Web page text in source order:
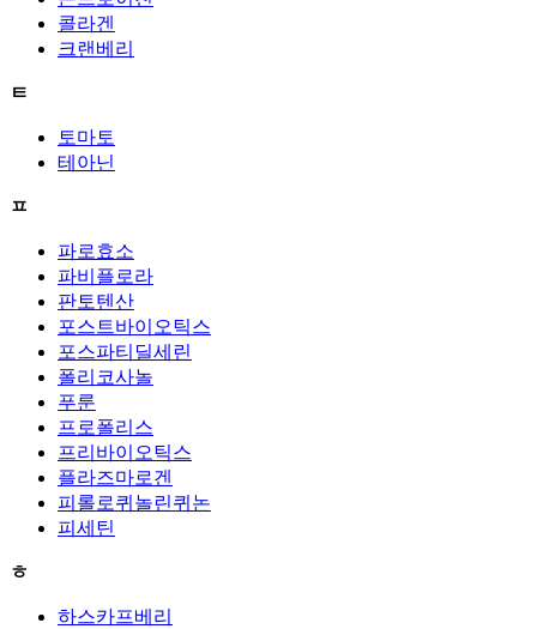
콜라겐
크랜베리
ㅌ
토마토
테아닌
ㅍ
파로효소
파비플로라
판토텐산
포스트바이오틱스
포스파티딜세린
폴리코사놀
푸룬
프로폴리스
프리바이오틱스
플라즈마로겐
피롤로퀴놀린퀴논
피세틴
ㅎ
하스카프베리